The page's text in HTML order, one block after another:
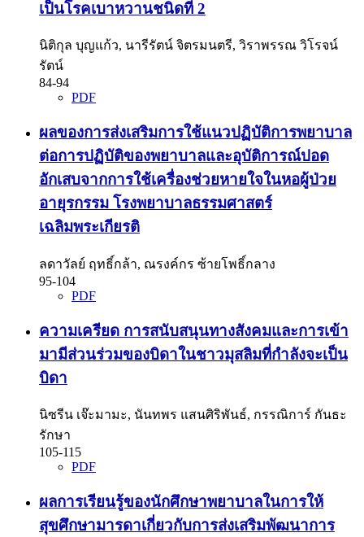
เป็นโรคเบาหวานชนิดที่ 2
นิติกุล บุญแก้ว, นารีรัตน์ จิตรมนตรี, วิราพรรณ วิโรจน์
รัตน์
84-94
PDF
ผลของการส่งเสริมการใช้แนวปฏิบัติการพยาบาล
ต่อการปฏิบัติของพยาบาลและอุบัติการณ์ปอด
อักเสบจากการใช้เครื่องช่วยหายใจในหอผู้ป่วย
อายุรกรรม โรงพยาบาลธรรมศาสตร์
เฉลิมพระเกียรติ
ลดาวัลย์ ฤทธิ์กล้า, ณรงค์กร ซ้ายโพธิ์กลาง
95-104
PDF
ความเครียด การสนับสนุนทางสังคมและการเข้า
มามีส่วนร่วมของบิดาในชาวมุสลิมที่กำลังจะเป็น
บิดา
นิซรีน เจ๊ะมามะ, นันทพร แสนศิริพันธ์, กรรณิการ์ กันธะ
รักษา
105-115
PDF
ผลการเรียนรู้ของนักศึกษาพยาบาลในการให้
สุขศึกษามารดาเกี่ยวกับการส่งเสริมพัฒนาการ